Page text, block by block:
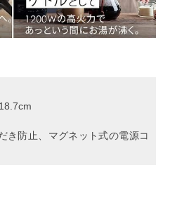
き防止、マグネット式の電源コ